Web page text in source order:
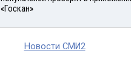
«Госкан»
Новости СМИ2